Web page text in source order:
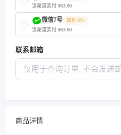
该渠道实付 ¥63.00
微信7号
加价 6%
该渠道实付 ¥63.60
联系邮箱
商品详情